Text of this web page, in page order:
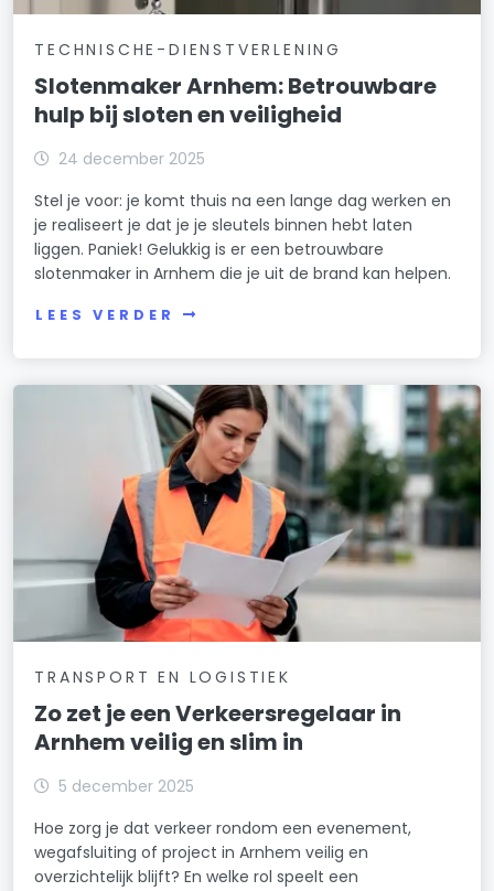
TECHNISCHE-DIENSTVERLENING
Slotenmaker Arnhem: Betrouwbare
hulp bij sloten en veiligheid
24 december 2025
Stel je voor: je komt thuis na een lange dag werken en
je realiseert je dat je je sleutels binnen hebt laten
liggen. Paniek! Gelukkig is er een betrouwbare
slotenmaker in Arnhem die je uit de brand kan helpen.
LEES VERDER
TRANSPORT EN LOGISTIEK
Zo zet je een Verkeersregelaar in
Arnhem veilig en slim in
5 december 2025
Hoe zorg je dat verkeer rondom een evenement,
wegafsluiting of project in Arnhem veilig en
overzichtelijk blijft? En welke rol speelt een